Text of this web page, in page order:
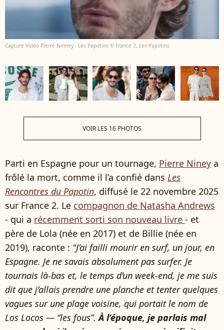
Capture Vidéo Pierre Ninney - Les Papotins © France 2, Les Papotins
VOIR LES 16 PHOTOS
Parti en Espagne pour un tournage, Pierre Niney a
frôlé la mort, comme il l’a confié dans Les
Rencontres du Papotin, diffusé le 22 novembre 2025
sur France 2. Le compagnon de Natasha Andrews
- qui a récemment sorti son nouveau livre - et
père de Lola (née en 2017) et de Billie (née en
2019), raconte : "J’ai failli mourir en surf, un jour, en
Espagne. Je ne savais absolument pas surfer. Je
tournais là-bas et, le temps d’un week-end, je me suis
dit que j’allais prendre une planche et tenter quelques
vagues sur une plage voisine, qui portait le nom de
Los Locos — “les fous”. À l’époque, je parlais mal